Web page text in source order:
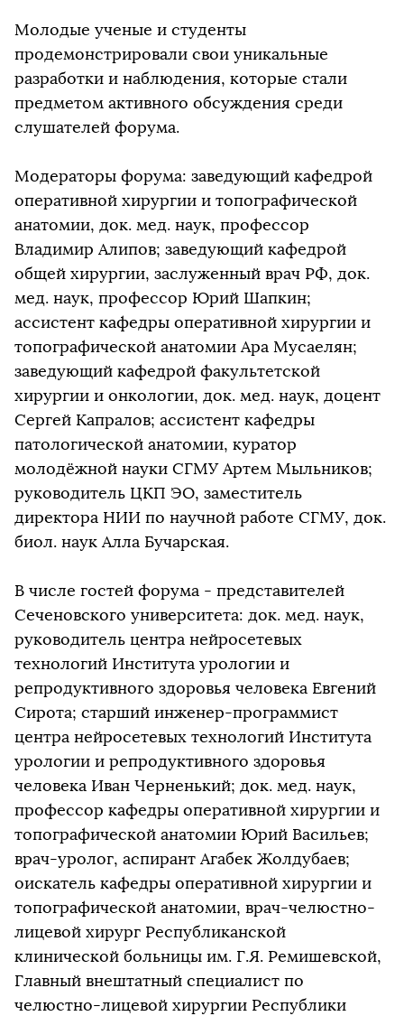
Молодые ученые и студенты
продемонстрировали свои уникальные
разработки и наблюдения, которые стали
предметом активного обсуждения среди
слушателей форума.
Модераторы форума: заведующий кафедрой
оперативной хирургии и топографической
анатомии, док. мед. наук, профессор
Владимир Алипов; заведующий кафедрой
общей хирургии, заслуженный врач РФ, док.
мед. наук, профессор Юрий Шапкин;
ассистент кафедры оперативной хирургии и
топографической анатомии Ара Мусаелян;
заведующий кафедрой факультетской
хирургии и онкологии, док. мед. наук, доцент
Сергей Капралов; ассистент кафедры
патологической анатомии, куратор
молодёжной науки СГМУ Артем Мыльников;
руководитель ЦКП ЭО, заместитель
директора НИИ по научной работе СГМУ, док.
биол. наук Алла Бучарская.
В числе гостей форума - представителей
Сеченовского университета: док. мед. наук,
руководитель центра нейросетевых
технологий Института урологии и
репродуктивного здоровья человека Евгений
Сирота; старший инженер-программист
центра нейросетевых технологий Института
урологии и репродуктивного здоровья
человека Иван Черненький; док. мед. наук,
профессор кафедры оперативной хирургии и
топографической анатомии Юрий Васильев;
врач-уролог, аспирант Агабек Жолдубаев;
оискатель кафедры оперативной хирургии и
топографической анатомии, врач-челюстно-
лицевой хирург Республиканской
клинической больницы им. Г.Я. Ремишевской,
Главный внештатный специалист по
челюстно-лицевой хирургии Республики